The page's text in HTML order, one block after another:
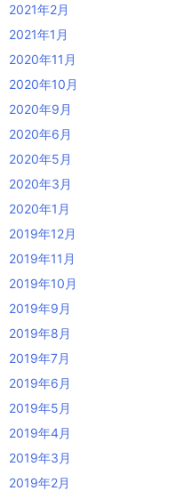
2021年2月
2021年1月
2020年11月
2020年10月
2020年9月
2020年6月
2020年5月
2020年3月
2020年1月
2019年12月
2019年11月
2019年10月
2019年9月
2019年8月
2019年7月
2019年6月
2019年5月
2019年4月
2019年3月
2019年2月